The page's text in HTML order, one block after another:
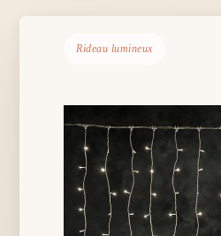
Rideau lumineux